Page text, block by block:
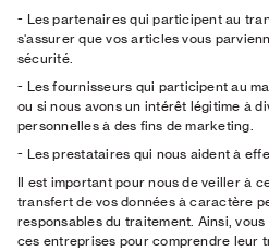
- Les partenaires qui participent au
s'assurer que vos articles vous
sécurité.
- Les fournisseurs qui participent au
ou si nous avons un intérêt légitime à
personnelles à des fins de marketing.
- Les prestataires qui nous aident à
Il est important pour nous de veiller à
transfert de vos données à caractère
responsables du traitement. Ainsi,
ces entreprises pour comprendre leur